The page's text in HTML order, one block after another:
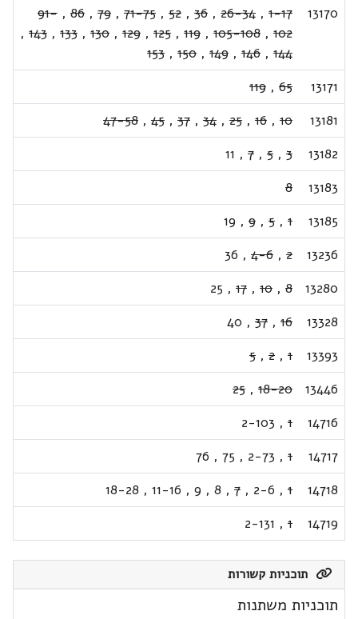
13170
1-17
,
26-34
,
36
,
52
,
71-75
,
79
,
86
,
91-
102
,
105-108
,
119
,
125
,
129
,
130
,
133
,
143
,
144
,
146
,
149
,
150
,
153
13171
65
,
119
13181
10
,
16
,
25
,
34
,
37
,
45
,
47-58
13182
3
,
5
,
7
,
11
13183
8
13185
1
,
5
,
9
,
19
13236
2
,
4-6
,
36
13280
8
,
10
,
17
,
25
13328
16
,
37
,
40
13393
1
,
2
,
5
13446
18-20
,
25
14716
1
,
2-103
14717
1
,
2-73
,
75
,
76
14718
1
,
2-6
,
7
,
8
,
9
,
11-16
,
18-28
14719
1
,
2-131
תוכניות קשורות
תוכניות משתנות